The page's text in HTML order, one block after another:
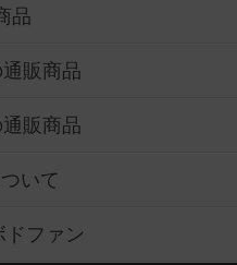
品
販商品
販商品
いて
ドファン